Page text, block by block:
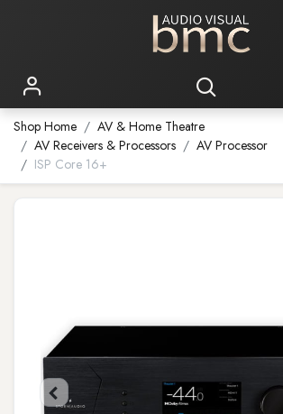
Shop Home
AV & Home Theatre
AV Receivers & Processors
AV Processor
ISP Core 16+